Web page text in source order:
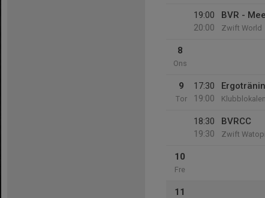
19:00
20:00
BVR -
Zwift World
8
Ons
9
Tor
17:30
19:00
Klubblokalen
18:30
19:30
BVRCC
Zwift
10
Fre
11